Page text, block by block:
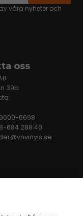
våra nyheter och
oss
39b
6698
684 288 40